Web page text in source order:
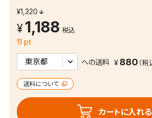
¥1,320
1,188 税込
11 pt
への送料 880
送料について
カートに入れる